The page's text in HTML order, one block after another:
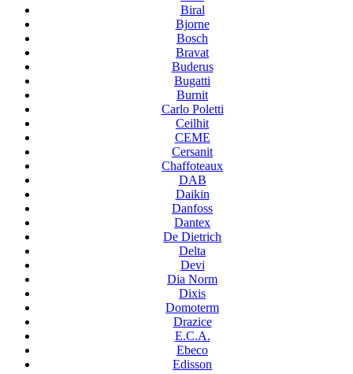
Biral
Bjorne
Bosch
Bravat
Buderus
Bugatti
Burnit
Carlo Poletti
Ceilhit
CEME
Cersanit
Chaffoteaux
DAB
Daikin
Danfoss
Dantex
De Dietrich
Delta
Devi
Dia Norm
Dixis
Domoterm
Drazice
E.C.A.
Ebeco
Edisson